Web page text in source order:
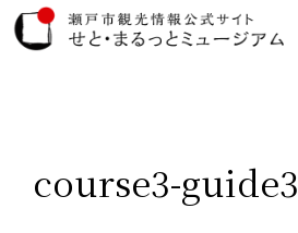
course3-guide3